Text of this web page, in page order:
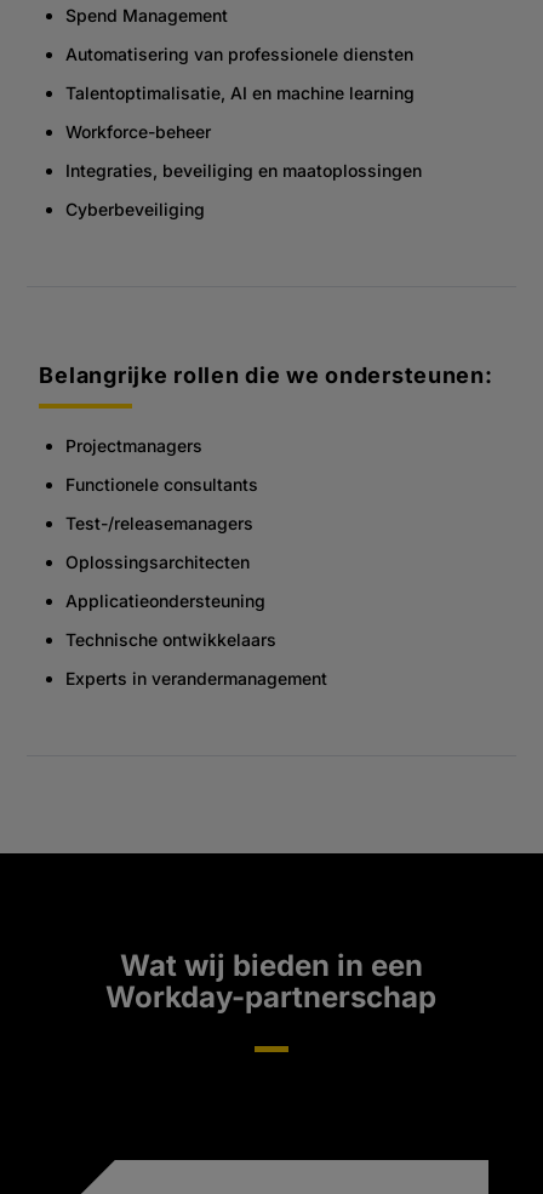
Spend Management
Automatisering van professionele diensten
Talentoptimalisatie, AI en machine learning
Workforce-beheer
Integraties, beveiliging en maatoplossingen
Cyberbeveiliging
Belangrijke rollen die we ondersteunen:
Projectmanagers
Functionele consultants
Test-/releasemanagers
Oplossingsarchitecten
Applicatieondersteuning
Technische ontwikkelaars
Experts in verandermanagement
Wat wij bieden in een
Workday-partnerschap